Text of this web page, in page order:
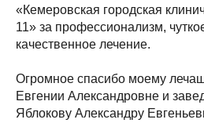
«Кемеровская городская
11» за профессионализм,
качественное лечение.
Огромное спасибо моему
Евгении Александровне и
Яблокову Александру